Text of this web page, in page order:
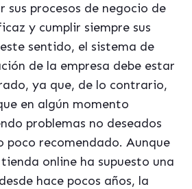
sus procesos de negocio de
y cumplir siempre sus
sentido, el sistema de
de la empresa debe estar
ya que, de lo contrario,
en algún momento
problemas no deseados
poco recomendado. Aunque
online ha supuesto una
hace pocos años, la